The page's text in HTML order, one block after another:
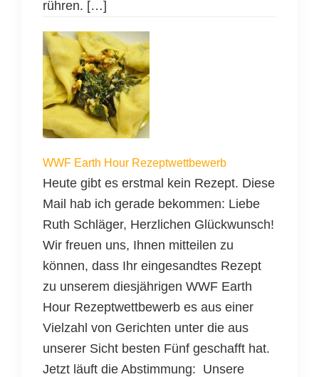
rühren. […]
WWF Earth Hour Rezeptwettbewerb
Heute gibt es erstmal kein Rezept. Diese
Mail hab ich gerade bekommen: Liebe
Ruth Schläger, Herzlichen Glückwunsch!
Wir freuen uns, Ihnen mitteilen zu
können, dass Ihr eingesandtes Rezept
zu unserem diesjährigen WWF Earth
Hour Rezeptwettbewerb es aus einer
Vielzahl von Gerichten unter die aus
unserer Sicht besten Fünf geschafft hat.
Jetzt läuft die Abstimmung: Unsere